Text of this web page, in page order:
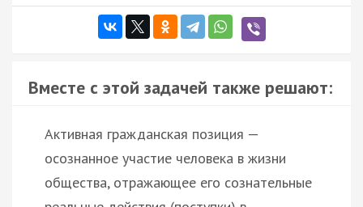
Вместе с этой задачей также решают:
Активная гражданская позиция —
осознанное участие человека в жизни
общества, отражающее его сознательные